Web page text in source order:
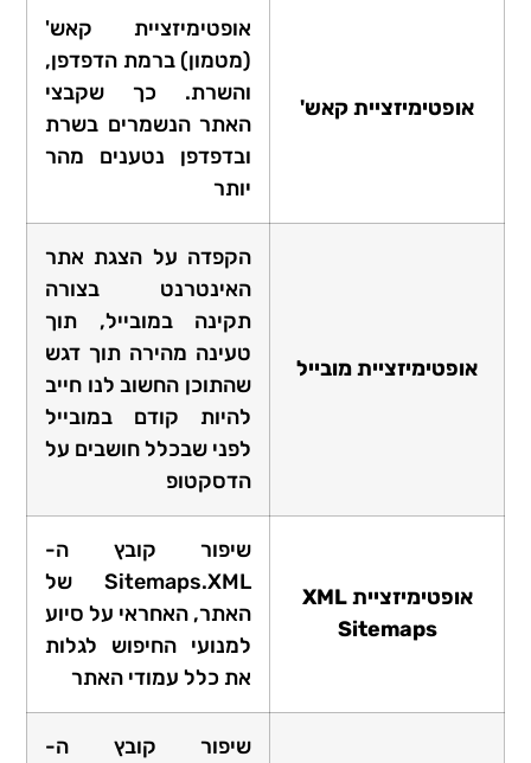
אופטימיזציית קאש'
אופטימיזציית קאש'
(מטמון) ברמת הדפדפן,
והשרת. כך שקבצי
האתר הנשמרים בשרת
ובדפדפן נטענים מהר
יותר
אופטימיזציית מובייל
הקפדה על הצגת אתר
האינטרנט בצורה
תקינה במובייל, תוך
טעינה מהירה תוך דגש
שהתוכן החשוב לנו חייב
להיות קודם במובייל
לפני שבכלל חושבים על
הדסקטופ
אופטימיזציית XML
Sitemaps
שיפור קובץ ה-
Sitemaps.XML של
האתר, האחראי על סיוע
למנועי החיפוש לגלות
את כלל עמודי האתר
שיפור קובץ ה-